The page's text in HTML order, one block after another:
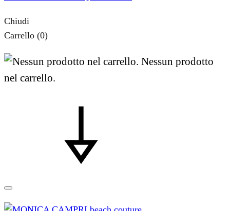
Chiudi
Carrello (0)
Nessun prodotto
nel carrello.